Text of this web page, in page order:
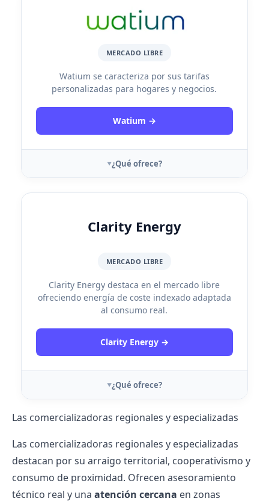
MERCADO LIBRE
Watium se caracteriza por sus tarifas
personalizadas para hogares y negocios.
Watium →
¿Qué ofrece?
Clarity Energy
MERCADO LIBRE
Clarity Energy destaca en el mercado libre
ofreciendo energía de coste indexado adaptada
al consumo real.
Clarity Energy →
¿Qué ofrece?
Las comercializadoras regionales y especializadas
Las comercializadoras regionales y especializadas
destacan por su arraigo territorial, cooperativismo y
consumo de proximidad. Ofrecen asesoramiento
técnico real y una atención cercana en zonas